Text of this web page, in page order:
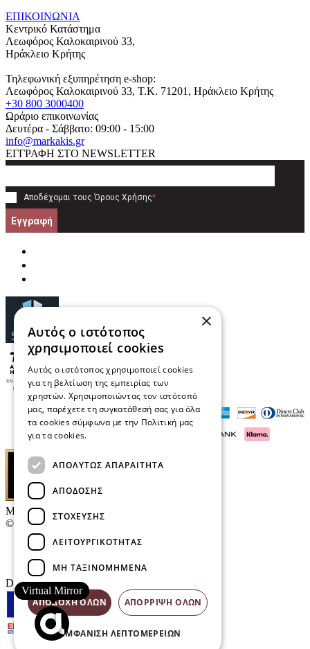
ΕΠΙΚΟΙΝΩΝΙΑ
Κεντρικό Κατάστημα
Λεωφόρος Καλοκαιρινού 33,
Ηράκλειο Κρήτης
Τηλεφωνική εξυπηρέτηση e-shop:
Λεωφόρος Καλοκαιρινού 33, T.K. 71201, Ηράκλειο Κρήτης
+30 800 3000400
Ωράριο επικοινωνίας
Δευτέρα - Σάββατο: 09:00 - 15:00
info@markakis.gr
ΕΓΓΡΑΦΗ ΣΤΟ NEWSLETTER
Αποδέχομαι τους Όρους Χρήσης*
Εγγραφή
Μαρκάκης Οπτικά
© 2026
Επικοινωνία
E-Volution Awards
Designed & developed by
Virtual Mirror
×
Αυτός ο ιστότοπος
χρησιμοποιεί cookies
Αυτός ο ιστότοπος χρησιμοποιεί cookies
για τη βελτίωση της εμπειρίας των
χρηστών. Χρησιμοποιώντας τον ιστότοπό
μας, παρέχετε τη συγκατάθεσή σας για όλα
τα cookies σύμφωνα με την Πολιτική μας
για τα cookies.
ΑΠΟΛΎΤΩΣ ΑΠΑΡΑΊΤΗΤΑ
ΑΠΌΔΟΣΗΣ
ΣΤΌΧΕΥΣΗΣ
ΛΕΙΤΟΥΡΓΙΚΌΤΗΤΑΣ
ΜΗ ΤΑΞΙΝΟΜΗΜΈΝΑ
ΑΠΟΔΟΧΉ ΌΛΩΝ ΑΠΌΡΡΙΨΗ ΌΛΩΝ
ΕΜΦΆΝΙΣΗ ΛΕΠΤΟΜΕΡΕΙΏΝ